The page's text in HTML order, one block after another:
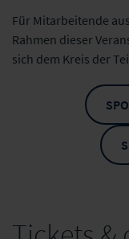
Für Mitarbeitende
Rahmen dieser
sich dem Kreis der